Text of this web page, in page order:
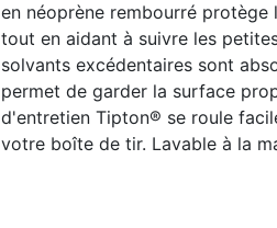
en néoprène rembourré protège
tout en aidant à suivre les
solvants excédentaires sont
permet de garder la surface
d'entretien Tipton® se roule
votre boîte de tir. Lavable à la